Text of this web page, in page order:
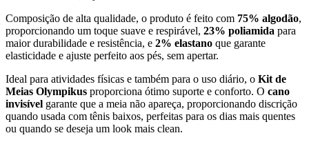
Composição de alta qualidade, o produto é feito com 75% algodão,
proporcionando um toque suave e respirável, 23% poliamida para
maior durabilidade e resistência, e 2% elastano que garante
elasticidade e ajuste perfeito aos pés, sem apertar.
Ideal para atividades físicas e também para o uso diário, o Kit de
Meias Olympikus proporciona ótimo suporte e conforto. O cano
invisível garante que a meia não apareça, proporcionando discrição
quando usada com tênis baixos, perfeitas para os dias mais quentes
ou quando se deseja um look mais clean.